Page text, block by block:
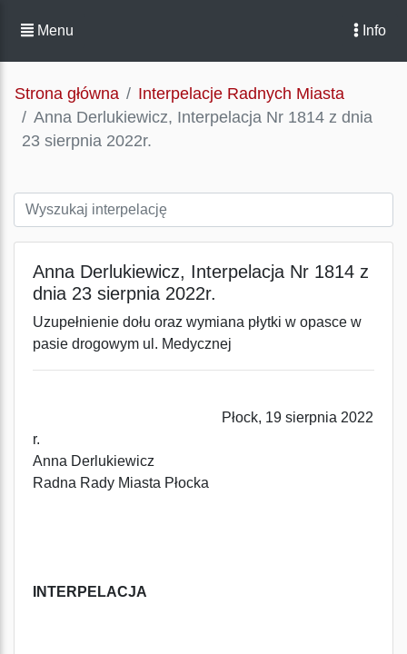
Menu Info
Strona główna
Interpelacje Radnych Miasta
Anna Derlukiewicz, Interpelacja Nr 1814 z dnia
23 sierpnia 2022r.
Anna Derlukiewicz, Interpelacja Nr 1814 z
dnia 23 sierpnia 2022r.
Uzupełnienie dołu oraz wymiana płytki w opasce w
pasie drogowym ul. Medycznej
Płock, 19 sierpnia 2022
r.
Anna Derlukiewicz
Radna Rady Miasta Płocka
INTERPELACJA